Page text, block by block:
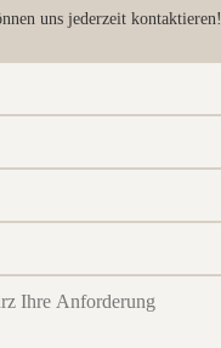
uns jederzeit kontaktieren!